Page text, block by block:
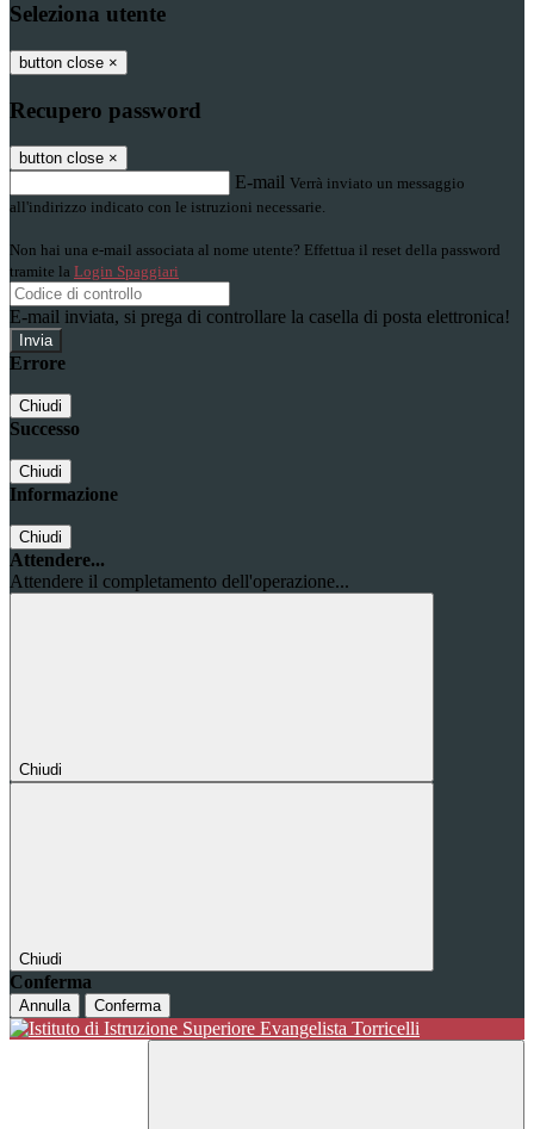
Seleziona utente
button close ×
Recupero password
button close ×
E-mail Verrà inviato un messaggio
all'indirizzo indicato con le istruzioni necessarie.
Non hai una e-mail associata al nome utente? Effettua il reset della password
tramite la Login Spaggiari
E-mail inviata, si prega di controllare la casella di posta elettronica!
Errore
Chiudi
Successo
Chiudi
Informazione
Chiudi
Attendere...
Attendere il completamento dell'operazione...
Chiudi
Chiudi
Conferma
Annulla Conferma